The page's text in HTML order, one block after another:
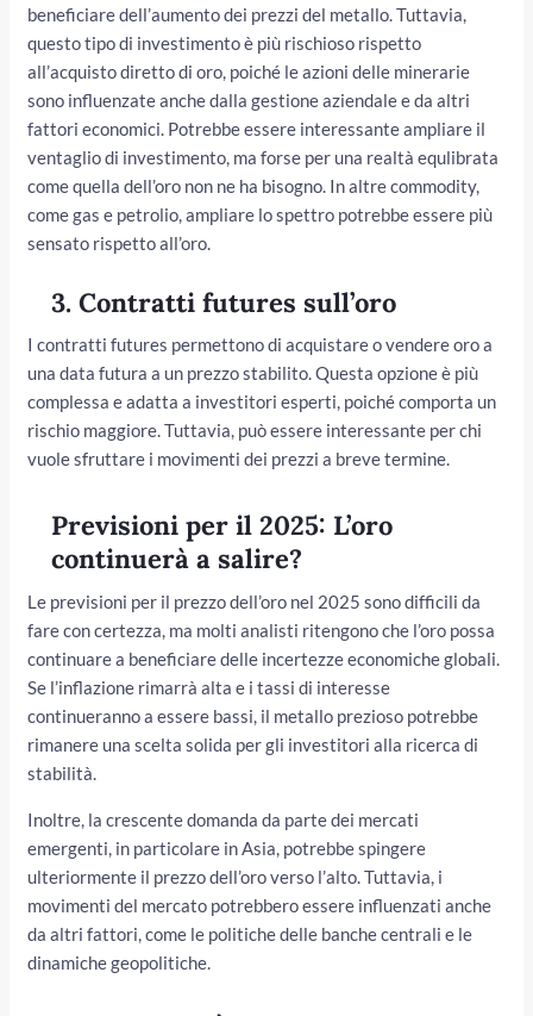
beneficiare dell’aumento dei prezzi del metallo. Tuttavia,
questo tipo di investimento è più rischioso rispetto
all’acquisto diretto di oro, poiché le azioni delle minerarie
sono influenzate anche dalla gestione aziendale e da altri
fattori economici. Potrebbe essere interessante ampliare il
ventaglio di investimento, ma forse per una realtà equlibrata
come quella dell’oro non ne ha bisogno. In altre commodity,
come gas e petrolio, ampliare lo spettro potrebbe essere più
sensato rispetto all’oro.
3.Contratti futures sull’oro
I contratti futures permettono di acquistare o vendere oro a
una data futura a un prezzo stabilito. Questa opzione è più
complessa e adatta a investitori esperti, poiché comporta un
rischio maggiore. Tuttavia, può essere interessante per chi
vuole sfruttare i movimenti dei prezzi a breve termine.
Previsioni per il 2025: L’oro
continuerà a salire?
Le previsioni per il prezzo dell’oro nel 2025 sono difficili da
fare con certezza, ma molti analisti ritengono che l’oro possa
continuare a beneficiare delle incertezze economiche globali.
Se l’inflazione rimarrà alta e i tassi di interesse
continueranno a essere bassi, il metallo prezioso potrebbe
rimanere una scelta solida per gli investitori alla ricerca di
stabilità.
Inoltre, la crescente domanda da parte dei mercati
emergenti, in particolare in Asia, potrebbe spingere
ulteriormente il prezzo dell’oro verso l’alto. Tuttavia, i
movimenti del mercato potrebbero essere influenzati anche
da altri fattori, come le politiche delle banche centrali e le
dinamiche geopolitiche.